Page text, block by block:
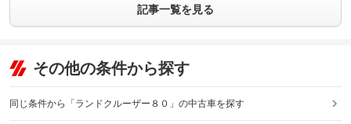
記事一覧を見る
その他の条件から探す
同じ条件から「ランドクルーザー８０」の中古車を探す